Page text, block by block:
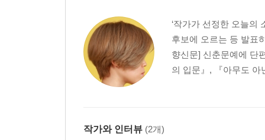
‘작가가 선정한 오늘의
후보에 오르는 등 발표
향신문] 신춘문예에 단
의 입문』, 『아무도 아
작가와 인터뷰 (2개)